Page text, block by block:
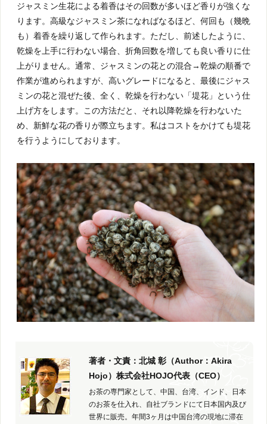
ジャスミン生花による着香はその回数が多いほど香りが強くな
ります。高級なジャスミン茶になればなるほど、何回も（幾晩
も）着香を繰り返して作られます。ただし、前述したように、
乾燥を上手に行わない場合、折角回数を増しても良い香りに仕
上がりません。通常、ジャスミンの花との混合→乾燥の順番で
作業が進められますが、高いグレードになると、最後にジャス
ミンの花と混ぜた後、全く、乾燥を行わない「堤花」という仕
上げ方をします。この方法だと、それ以降乾燥を行わないた
め、新鮮な花の香りが際立ちます。私はコストをかけても堤花
を行うようにしております。
著者・文責：北城 彰（Author：Akira
Hojo）株式会社HOJO代表（CEO）
お茶の専門家として、中国、台湾、インド、日本
のお茶を仕入れ、自社ブランドにて日本国内及び
世界に販売。年間3ヶ月は中国台湾の現地に滞在